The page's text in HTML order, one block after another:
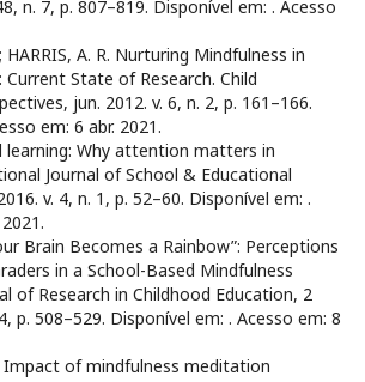
n. 7, p. 807–819. Disponível em: . Acesso
HARRIS, A. R. Nurturing Mindfulness in
Current State of Research. Child
jun. 2012. v. 6, n. 2, p. 161–166.
em: 6 abr. 2021.
learning: Why attention matters in
Journal of School & Educational
v. 4, n. 1, p. 52–60. Disponível em: .
Brain Becomes a Rainbow”: Perceptions
in a School-Based Mindfulness
of Research in Childhood Education, 2
p. 508–529. Disponível em: . Acesso em: 8
Impact of mindfulness meditation